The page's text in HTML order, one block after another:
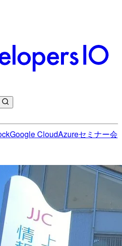
Google CloudAzureセミナー会